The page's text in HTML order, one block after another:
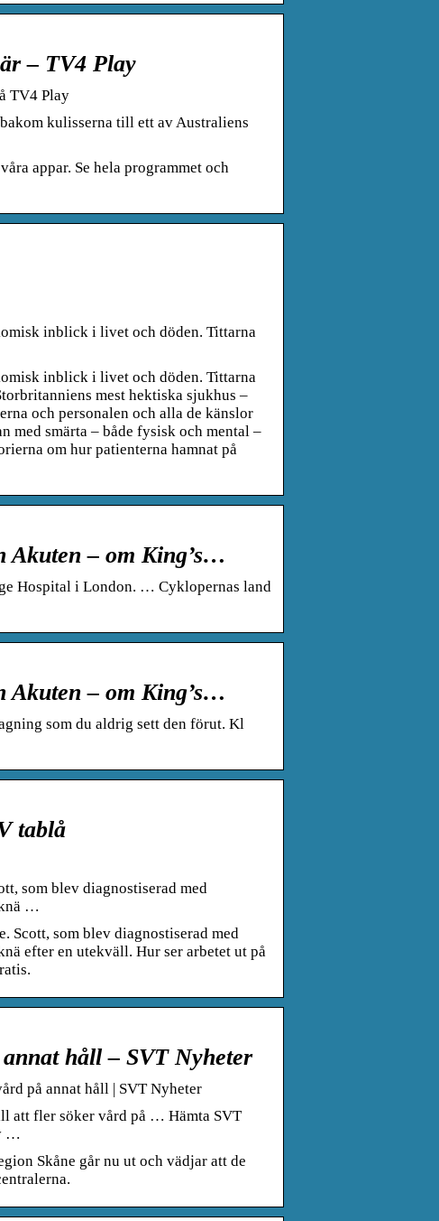
– TV4 Play
TV4 Play
kulisserna till ett av Australiens
appar. Se hela programmet och
inblick i livet och döden. Tittarna
inblick i livet och döden. Tittarna
mest hektiska sjukhus –
och personalen och alla de känslor
med smärta – både fysisk och mental –
om hur patienterna hamnat på
Akuten – om King’s…
Hospital i London. … Cyklopernas land
Akuten – om King’s…
som du aldrig sett den förut. Kl
tablå
som blev diagnostiserad med
…
Scott, som blev diagnostiserad med
efter en utekväll. Hur ser arbetet ut på
håll – SVT Nyheter
på annat håll | SVT Nyheter
att fler söker vård på … Hämta SVT
…
Skåne går nu ut och vädjar att de